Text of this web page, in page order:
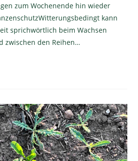
zum Wochenende hin wieder
kann
sprichwörtlich beim Wachsen
zwischen den Reihen…